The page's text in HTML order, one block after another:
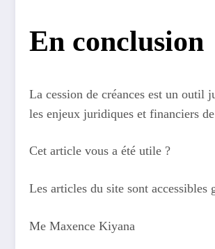
En conclusion
La cession de créances est un outil
les enjeux juridiques et financiers
Cet article vous a été utile ?
Les articles du site sont
Me Maxence Kiyana